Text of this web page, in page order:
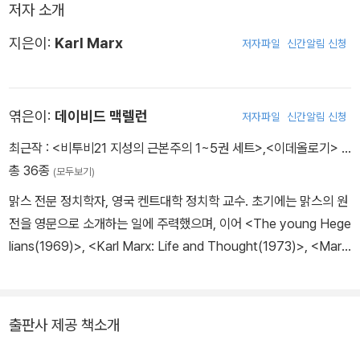
저자 소개
지은이: Karl Marx 저자파일 신간알림 신청
엮은이: 데이비드 맥렐런 저자파일 신간알림 신청
최근작 : <비투비21 지성의 근본주의 1~5권 세트>,<이데올로기> …
총 36종 (모두보기)
맑스 전문 정치학자, 영국 켄트대학 정치학 교수. 초기에는 맑스의 원
전을 영문으로 소개하는 일에 주력했으며, 이어 <The young Hege
lians(1969)>, <Karl Marx: Life and Thought(1973)>, <Marxi
993)>, <Political Christianity(1998)> 등이 있다.
출판사 제공 책소개